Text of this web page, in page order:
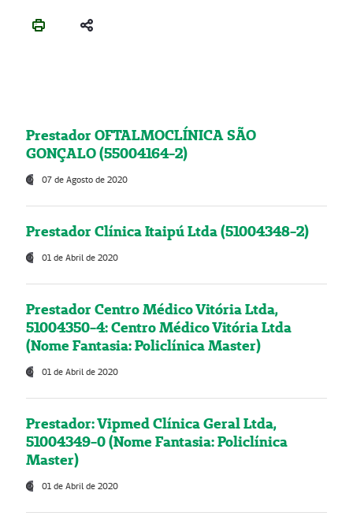
Prestador OFTALMOCLÍNICA SÃO
GONÇALO (55004164-2)
07 de Agosto de 2020
Prestador Clínica Itaipú Ltda (51004348-2)
01 de Abril de 2020
Prestador Centro Médico Vitória Ltda,
51004350-4: Centro Médico Vitória Ltda
(Nome Fantasia: Policlínica Master)
01 de Abril de 2020
Prestador: Vipmed Clínica Geral Ltda,
51004349-0 (Nome Fantasia: Policlínica
Master)
01 de Abril de 2020